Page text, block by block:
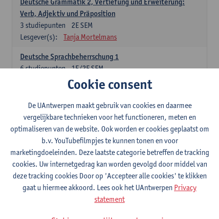
Verb, Adjektiv und Präposition
2E SEM
3 studiepunten
Lesgever(s):
Tanja Mortelmans
Deutsche Sprachbeherrschung 1
1E/2E SEM
6studiepunten
Tanja Mortelmans Alex Haider
Raum
1E/2E SEM
6 studiepunten
Lesgever(s):
Carola Strobl Alex Haider
Engels: verplichte opleidingsonderdelen
Advanced English Grammar for English Language
Professionals
1E/2E SEM
Lesgever(s):
Jim Ureel
Cookie consent
De UAntwerpen maakt gebruik van cookies en daarmee
vergelijkbare technieken voor het functioneren, meten en
optimaliseren van de website. Ook worden er cookies geplaatst om
b.v. YouTubefilmpjes te kunnen tonen en voor
marketingdoeleinden. Deze laatste categorie betreffen de tracking
cookies. Uw internetgedrag kan worden gevolgd door middel van
deze tracking cookies Door op 'Accepteer alle cookies' te klikken
gaat u hiermee akkoord. Lees ook het UAntwerpen Privacy
statement